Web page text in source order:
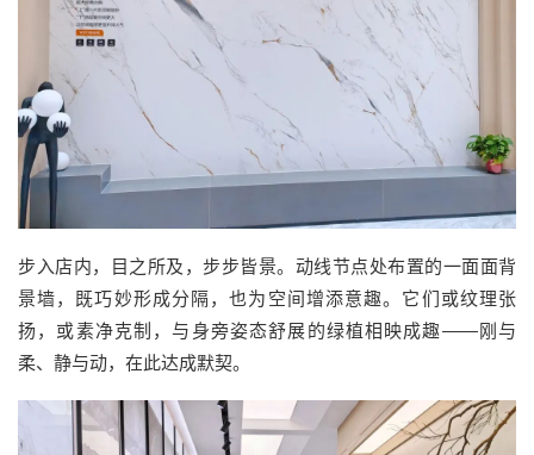
步入店内，目之所及，步步皆景。动线节点处布置的一面面背
景墙，既巧妙形成分隔，也为空间增添意趣。它们或纹理张
扬，或素净克制，与身旁姿态舒展的绿植相映成趣——刚与
柔、静与动，在此达成默契。